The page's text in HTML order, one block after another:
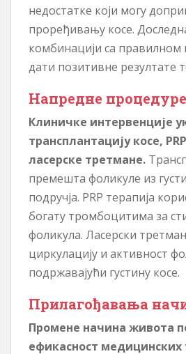
недостатке који могу
проређивању косе.
комбинацији са
дати позитивне резултате
Напредне процедуре
Клиничке интервенције
трансплантацију косе,
ласерске третмане.
премешта фоликуле из
подручја. PRP терапија
богату тромбоцитима за
фоликула. ​​Ласерски
циркулацију и активност
подржавајући густину косе.
Прилагођавања
Промене начина живота
ефикасност медицинских